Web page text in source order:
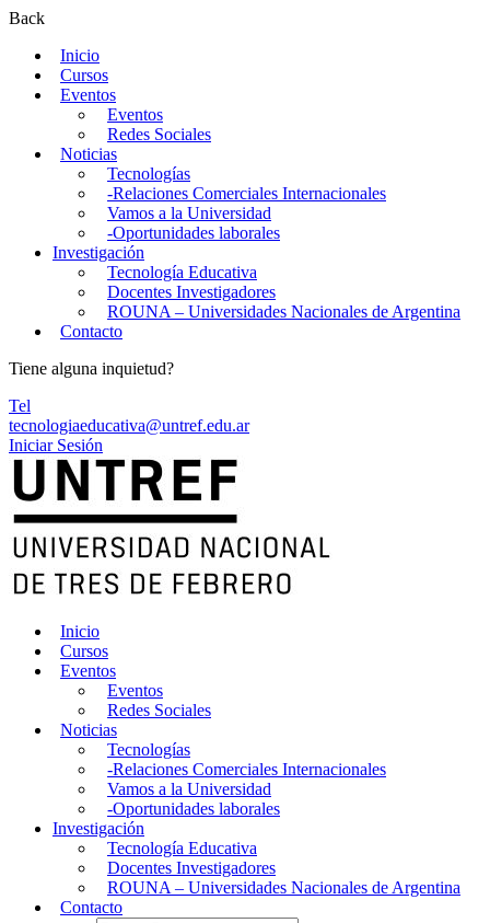
Back
Inicio
Cursos
Eventos
Eventos
Redes Sociales
Noticias
Tecnologías
-Relaciones Comerciales Internacionales
Vamos a la Universidad
-Oportunidades laborales
Investigación
Tecnología Educativa
Docentes Investigadores
ROUNA – Universidades Nacionales de Argentina
Contacto
Tiene alguna inquietud?
Tel
tecnologiaeducativa@untref.edu.ar
Iniciar Sesión
Inicio
Cursos
Eventos
Eventos
Redes Sociales
Noticias
Tecnologías
-Relaciones Comerciales Internacionales
Vamos a la Universidad
-Oportunidades laborales
Investigación
Tecnología Educativa
Docentes Investigadores
ROUNA – Universidades Nacionales de Argentina
Contacto